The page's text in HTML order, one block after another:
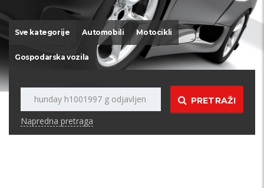
Sve kategorije Automobili Motocikli
Gospodarska vozila
PRETRAŽI
Napredna pretraga